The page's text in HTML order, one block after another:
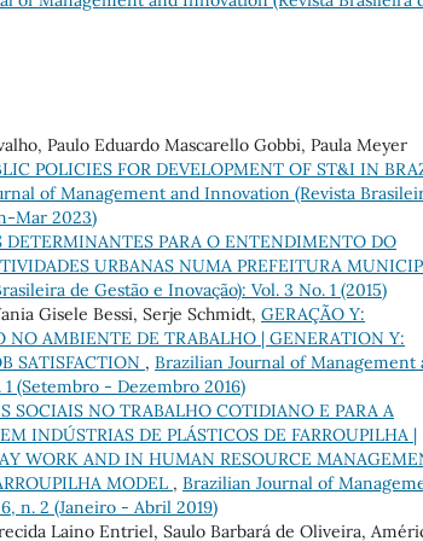
Paulo Eduardo Mascarello Gobbi, Paula Meyer
POLICIES FOR DEVELOPMENT OF ST&I IN
of Management and Innovation (Revista
Mar 2023)
DETERMINANTES PARA O ENTENDIMENTO DO
URBANAS NUMA PREFEITURA
de Gestão e Inovação): Vol. 3 No. 1 (2015)
Gisele Bessi, Serje Schmidt, GERAÇÃO Y:
NO AMBIENTE DE TRABALHO | GENERATION Y:
SATISFACTION , Brazilian Journal of Management
(Setembro - Dezembro 2016)
SOCIAIS NO TRABALHO COTIDIANO E PARA A
INDÚSTRIAS DE PLÁSTICOS DE FARROUPILHA |
WORK AND IN HUMAN RESOURCE
MODEL , Brazilian Journal of
n. 2 (Janeiro - Abril 2019)
Laino Entriel, Saulo Barbará de Oliveira,